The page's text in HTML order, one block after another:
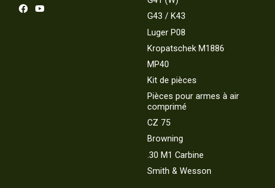
G43 / K43
Luger P08
Kropatschek M1886
MP40
Kit de pièces
Pièces pour armes à air
comprimé
CZ 75
Browning
.30 M1 Carbine
Smith & Wesson